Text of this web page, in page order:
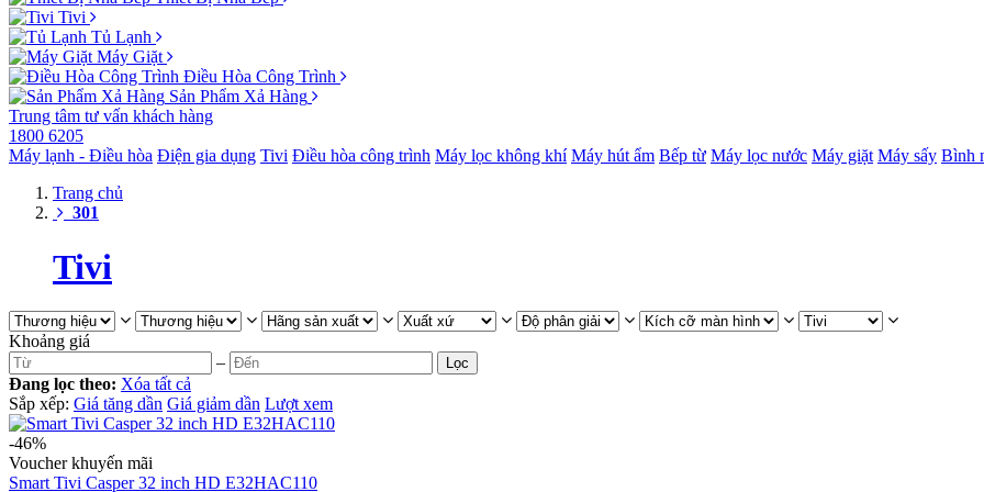
Tivi
Tủ Lạnh
Máy Giặt
Điều Hòa Công Trình
Sản Phẩm Xả Hàng
Trung tâm tư vấn khách hàng
1800 6205
Máy lạnh - Điều hòa Điện gia dụng Tivi Điều hòa công trình Máy lọc không khí Máy hút ẩm Bếp từ Máy lọc nước Máy giặt Máy sấy Bình
Trang chủ
301
Tivi
Khoảng giá
–
Lọc
Đang lọc theo: Xóa tất cả
Sắp xếp: Giá tăng dần Giá giảm dần Lượt xem
-46%
Voucher khuyến mãi
Smart Tivi Casper 32 inch HD E32HAC110